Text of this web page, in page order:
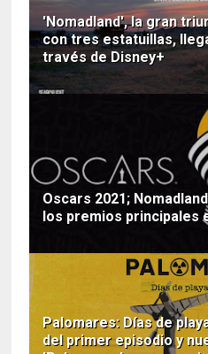
'Nomadland', la gran
con tres estatuillas,
través de Disney+
Oscars 2021;
los premios principales
Palomares: Días de
del primer episodio y